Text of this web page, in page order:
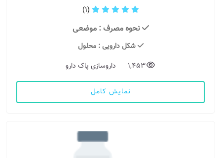
(1)
نحوه مصرف : موضعی
شکل دارویی: محلول
1,453
داروسازی پاک دارو
نمایش کامل